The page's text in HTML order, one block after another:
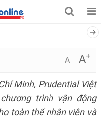
A A+
Minh, Prudential Việt
trình vận động
toàn thể nhân viên và